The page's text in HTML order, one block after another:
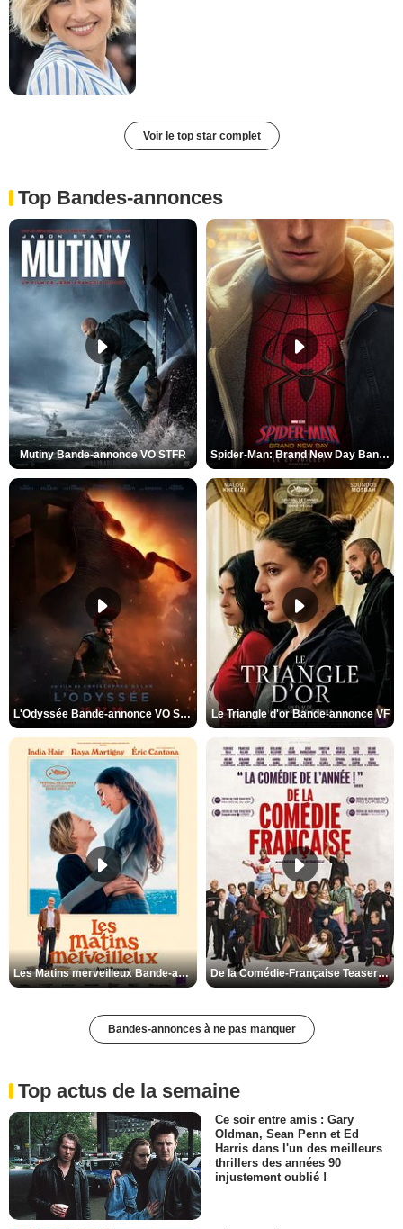
Voir le top star complet
Top Bandes-annonces
Mutiny Bande-annonce VO STFR Spider-Man: Brand New Day Bande-annonce VO STFR
L'Odyssée Bande-annonce VO STFR Le Triangle d'or Bande-annonce VF
Les Matins merveilleux Bande-annonce VF De la Comédie-Française Teaser VF
Bandes-annonces à ne pas manquer
Top actus de la semaine
Ce soir entre amis : Gary
Oldman, Sean Penn et Ed
Harris dans l'un des meilleurs
thrillers des années 90
injustement oublié !